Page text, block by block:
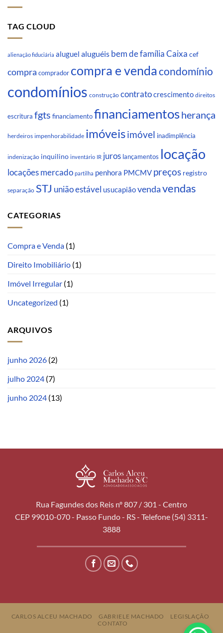
TAG CLOUD
alienação fiduciária aluguel aluguéis bem de família Caixa cef
compra comprador compra e vendacondomínio
condomínios construção contratocrescimento direitos
escritura fgts financiamentofinanciamentosherança
herdeiros impenhorabilidade imóveisimóvel inadimplência
indenização inquilino inventário IR juros lançamentos locação
locações mercado partilha penhora PMCMV preços registro
separação STJ união estável usucapiãovendavendas
CATEGORIAS
Compra e Venda (1)
Direito Imobiliário (1)
Imóvel Irregular (1)
Uncategorized (1)
ARQUIVOS
junho 2026 (2)
julho 2024 (7)
junho 2024 (13)
Rua Fagundes dos Reis nº 807 / 301 - Centro
CEP 99010-070 - Passo Fundo - RS - Telefone (54) 3311-
3888
CARLOS ALCEU MACHADO GABRIELE MACHADO
LEGISLAÇÃO
CONTATO